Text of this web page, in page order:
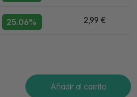
25.06% 2,99 €
Añadir al carrito